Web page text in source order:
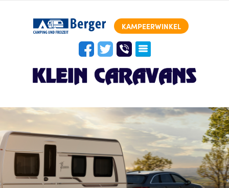
KAMPEERWINKEL